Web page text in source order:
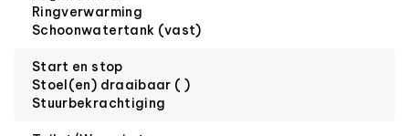
Ringverwarming
Schoonwatertank (vast)
Start en stop
Stoel(en) draaibaar ( )
Stuurbekrachtiging